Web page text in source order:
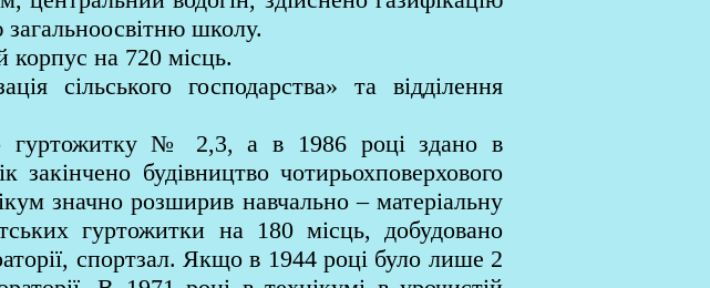
школу.
на 720 місць.
сільського господарства» та відділення
гуртожитку № 2,3, а в 1986 році здано в
будівництво чотирьохповерхового
значно розширив навчально – матеріальну
гуртожитки на 180 місць, добудовано
спортзал. Якщо в 1944 році було лише 2